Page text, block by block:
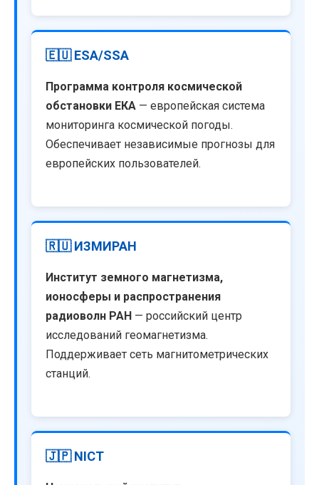
🇪🇺 ESA/SSA
Программа контроля космической
обстановки ЕКА — европейская система
мониторинга космической погоды.
Обеспечивает независимые прогнозы для
европейских пользователей.
🇷🇺 ИЗМИРАН
Институт земного магнетизма,
ионосферы и распространения
радиоволн РАН — российский центр
исследований геомагнетизма.
Поддерживает сеть магнитометрических
станций.
🇯🇵 NICT